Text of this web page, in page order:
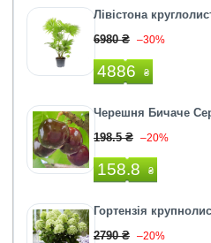
Лівістона
6980 ₴ –30%
4886 ₴
Черешня Бичаче
198.5 ₴ –20%
158.8 ₴
Гортензія
2790 ₴ –20%